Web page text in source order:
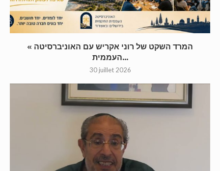
« המרד השקט של רוני אקריש עם האוניברסיטה
העממית...
30 juillet 2026